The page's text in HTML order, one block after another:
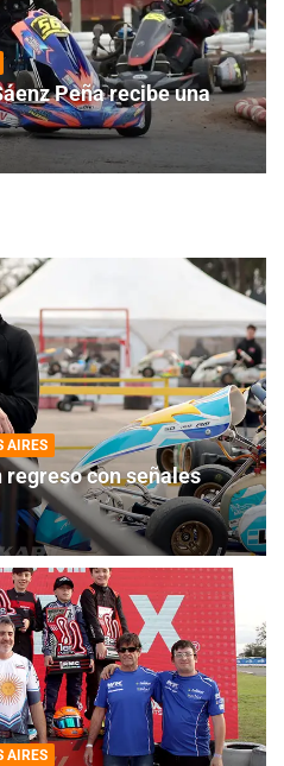
Peña recibe una
AIRES
regreso con señales
AIRES